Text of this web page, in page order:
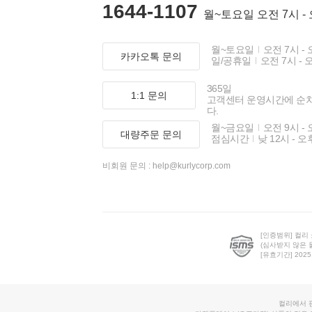
1644-1107 월~토요일 오전 7시 -
카카오톡 문의
월~토요일
오전 7시 -
일/공휴일
오전 7시 -
1:1 문의
365일
고객센터 운영시간에 순
다.
대량주문 문의
월~금요일
오전 9시 -
점심시간
낮 12시 - 오
비회원 문의 : help@kurlycorp.com
[인증범위] 컬리
(심사받지 않은
[유효기간]
컬리에서